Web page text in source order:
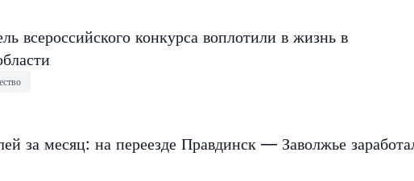
всероссийского конкурса воплотили в жизнь в
за месяц: на переезде Правдинск — Заволжье